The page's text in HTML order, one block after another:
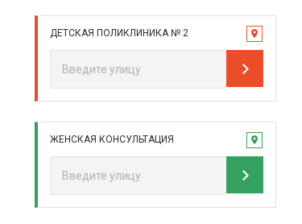
ДЕТСКАЯ ПОЛИКЛИНИКА № 2
ЖЕНСКАЯ КОНСУЛЬТАЦИЯ